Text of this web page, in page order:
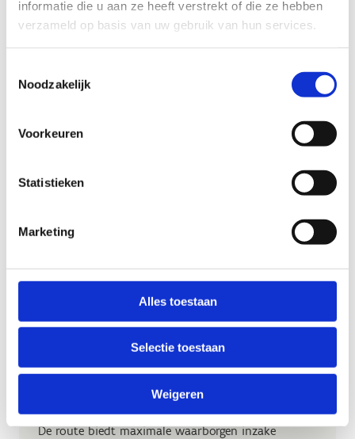
informatie die u aan ze heeft verstrekt of die ze hebben
verzameld op basis van uw gebruik van hun services.
Noodzakelijk
Voorkeuren
Statistieken
Marketing
Alles toestaan
Selectie toestaan
Weigeren
onderhoudsbeurten (o.a. snoeiwerken,
maaien) uitgevoerd om de gebruikte paden
toegankelijk en rein te houden.
een grondige controle uitvoeren van de route.
van de omgeving (bv. dode bomen en takken,
geërodeerde paden, enz.) als de
Meldingen via het Routemeldpunt, de
peter/meter of andere vrijwilligers worden
opgevolgd.
peters/meters aan die elk minstens zes keer
per jaar de route controleren.
De route biedt maximale waarborgen inzake